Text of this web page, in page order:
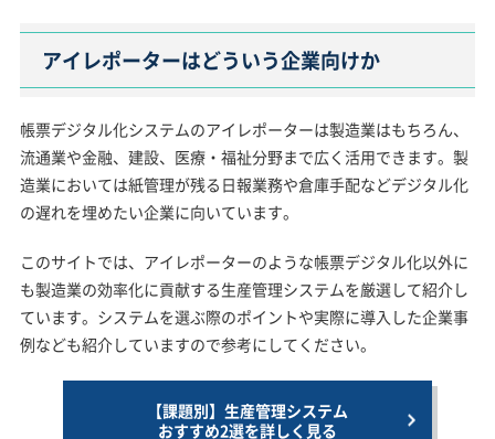
アイレポーターはどういう企業向けか
帳票デジタル化システムのアイレポーターは製造業はもちろん、
流通業や金融、建設、医療・福祉分野まで広く活用できます。製
造業においては紙管理が残る日報業務や倉庫手配などデジタル化
の遅れを埋めたい企業に向いています。
このサイトでは、アイレポーターのような帳票デジタル化以外に
も製造業の効率化に貢献する生産管理システムを厳選して紹介し
ています。システムを選ぶ際のポイントや実際に導入した企業事
例なども紹介していますので参考にしてください。
【課題別】生産管理システム
おすすめ2選を詳しく見る